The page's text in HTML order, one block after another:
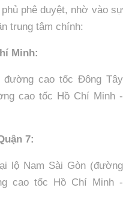
phê duyệt, nhờ vào sự
trung tâm chính:
Minh:
cao tốc Đông Tây
cao tốc Hồ Chí Minh -
7:
lộ Nam Sài Gòn (đường
cao tốc Hồ Chí Minh -